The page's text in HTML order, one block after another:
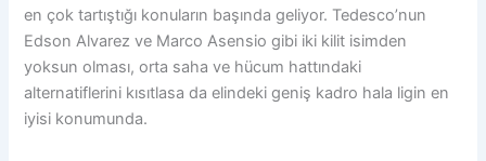
en çok tartıştığı konuların başında geliyor. Tedesco’nun
Edson Alvarez ve Marco Asensio gibi iki kilit isimden
yoksun olması, orta saha ve hücum hattındaki
alternatiflerini kısıtlasa da elindeki geniş kadro hala ligin en
iyisi konumunda.